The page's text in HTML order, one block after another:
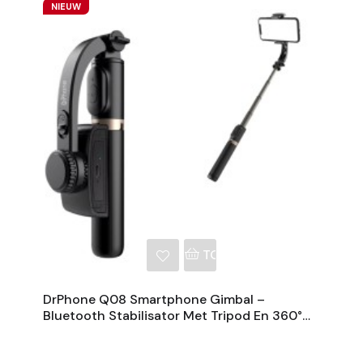
NIEUW
TOEVOEGEN AAN
DrPhone Q08 Smartphone Gimbal –
Bluetooth Stabilisator Met Tripod En 360°